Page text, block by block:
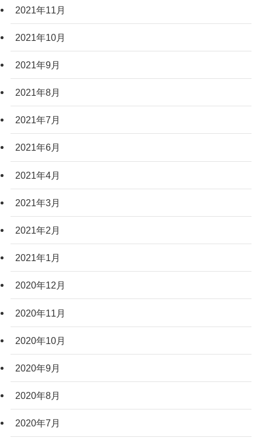
2021年11月
2021年10月
2021年9月
2021年8月
2021年7月
2021年6月
2021年4月
2021年3月
2021年2月
2021年1月
2020年12月
2020年11月
2020年10月
2020年9月
2020年8月
2020年7月